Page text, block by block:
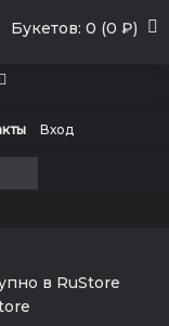
Букетов: 0 (0 ₽)
Вход